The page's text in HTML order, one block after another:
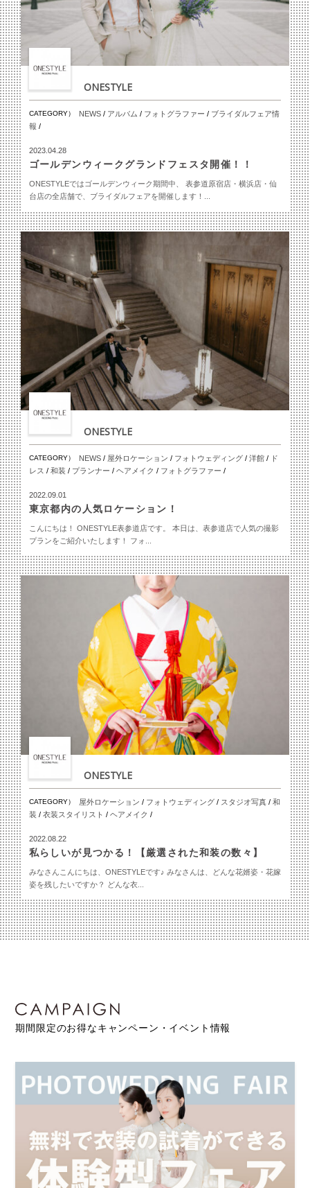
ONESTYLE
CATEGORY） NEWS/ アルバム / フォトグラファー / ブライダルフェア情
報 /
2023.04.28
ゴールデンウィークグランドフェスタ開催！！
ONESTYLEではゴールデンウィーク期間中、 表参道原宿店・横浜店・仙
台店の全店舗で、ブライダルフェアを開催します！...
ONESTYLE
CATEGORY） NEWS/ 屋外ロケーション / フォトウェディング/ 洋館/ ド
レス / 和装 / プランナー / ヘアメイク / フォトグラファー /
2022.09.01
東京都内の人気ロケーション！
こんにちは！ ONESTYLE表参道店です。 本日は、表参道店で人気の撮影
プランをご紹介いたします！ フォ...
ONESTYLE
CATEGORY） 屋外ロケーション / フォトウェディング/ スタジオ写真 / 和
装 / 衣装スタイリスト / ヘアメイク /
2022.08.22
私らしいが見つかる！【厳選された和装の数々】
みなさんこんにちは、ONESTYLEです♪ みなさんは、どんな花婿姿・花嫁
姿を残したいですか？ どんな衣...
期間限定のお得なキャンペーン・イベント情報